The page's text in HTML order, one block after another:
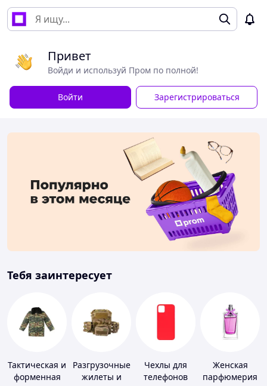
Привет
Войди и используй Пром по полной!
Войти Зарегистрироваться
Тебя заинтересует
Тактическая и
форменная
Разгрузочные
жилеты и
Чехлы для
телефонов
Женская
парфюмерия